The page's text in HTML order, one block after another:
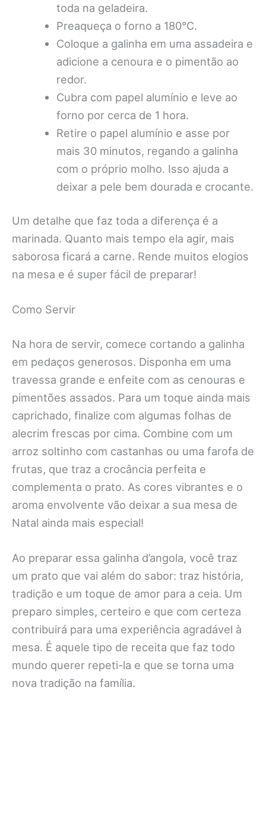
toda na geladeira.
Preaqueça o forno a 180°C.
Coloque a galinha em uma assadeira e
adicione a cenoura e o pimentão ao
redor.
Cubra com papel alumínio e leve ao
forno por cerca de 1 hora.
Retire o papel alumínio e asse por
mais 30 minutos, regando a galinha
com o próprio molho. Isso ajuda a
deixar a pele bem dourada e crocante.
Um detalhe que faz toda a diferença é a
marinada. Quanto mais tempo ela agir, mais
saborosa ficará a carne. Rende muitos elogios
na mesa e é super fácil de preparar!
Como Servir
Na hora de servir, comece cortando a galinha
em pedaços generosos. Disponha em uma
travessa grande e enfeite com as cenouras e
pimentões assados. Para um toque ainda mais
caprichado, finalize com algumas folhas de
alecrim frescas por cima. Combine com um
arroz soltinho com castanhas ou uma farofa de
frutas, que traz a crocância perfeita e
complementa o prato. As cores vibrantes e o
aroma envolvente vão deixar a sua mesa de
Natal ainda mais especial!
Ao preparar essa galinha d’angola, você traz
um prato que vai além do sabor: traz história,
tradição e um toque de amor para a ceia. Um
preparo simples, certeiro e que com certeza
contribuirá para uma experiência agradável à
mesa. É aquele tipo de receita que faz todo
mundo querer repeti-la e que se torna uma
nova tradição na família.